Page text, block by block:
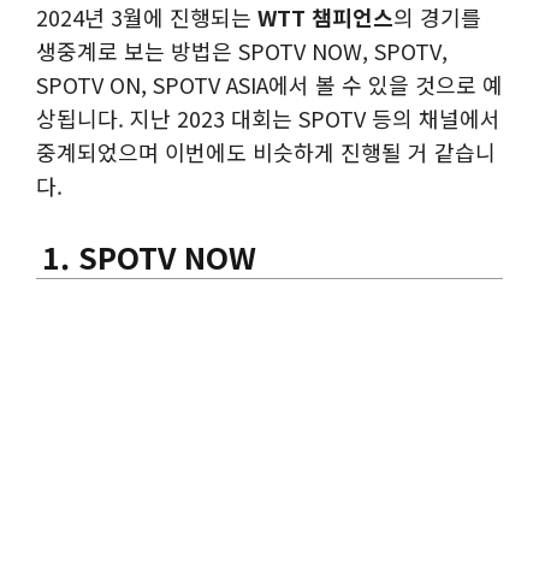
2024년 3월에 진행되는 WTT 챔피언스의 경기를
생중계로 보는 방법은 SPOTV NOW, SPOTV,
SPOTV ON, SPOTV ASIA에서 볼 수 있을 것으로 예
상됩니다. 지난 2023 대회는 SPOTV 등의 채널에서
중계되었으며 이번에도 비슷하게 진행될 거 같습니
다.
1. SPOTV NOW